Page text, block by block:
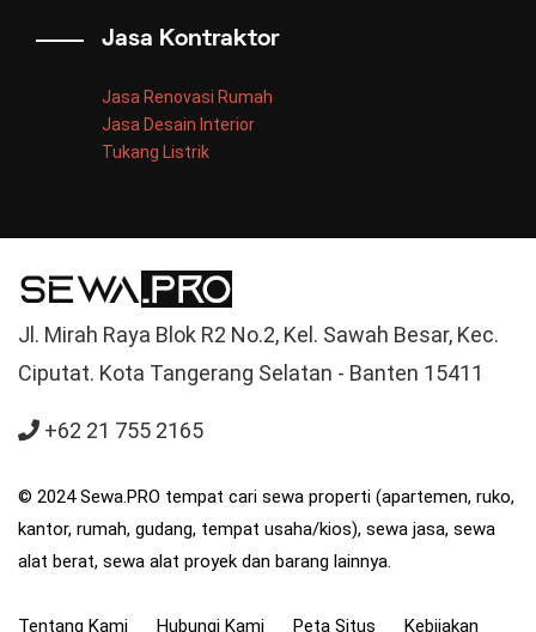
Jasa Kontraktor
Jasa Renovasi Rumah
Jasa Desain Interior
Tukang Listrik
Jl. Mirah Raya Blok R2 No.2, Kel. Sawah Besar, Kec.
Ciputat. Kota Tangerang Selatan - Banten 15411
+62 21 755 2165
© 2024 Sewa.PRO tempat cari sewa properti (apartemen, ruko,
kantor, rumah, gudang, tempat usaha/kios), sewa jasa, sewa
alat berat, sewa alat proyek dan barang lainnya.
Tentang Kami Hubungi Kami Peta Situs Kebijakan